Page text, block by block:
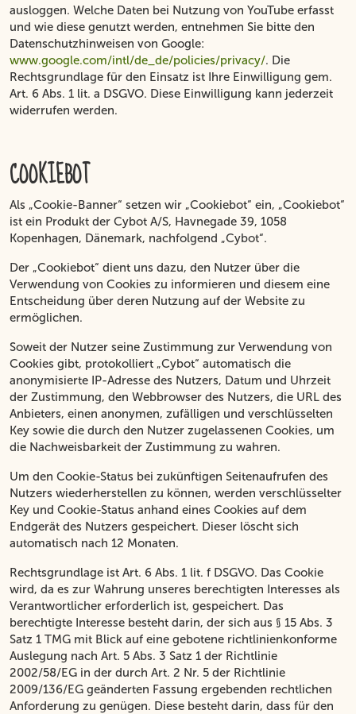
ausloggen. Welche Daten bei Nutzung von YouTube erfasst
und wie diese genutzt werden, entnehmen Sie bitte den
Datenschutzhinweisen von Google:
www.google.com/intl/de_de/policies/privacy/. Die
Rechtsgrundlage für den Einsatz ist Ihre Einwilligung gem.
Art. 6 Abs. 1 lit. a DSGVO. Diese Einwilligung kann jederzeit
widerrufen werden.
COOKIEBOT
Als „Cookie-Banner“ setzen wir „Cookiebot“ ein, „Cookiebot“
ist ein Produkt der Cybot A/S, Havnegade 39, 1058
Kopenhagen, Dänemark, nachfolgend „Cybot“.
Der „Cookiebot“ dient uns dazu, den Nutzer über die
Verwendung von Cookies zu informieren und diesem eine
Entscheidung über deren Nutzung auf der Website zu
ermöglichen.
Soweit der Nutzer seine Zustimmung zur Verwendung von
Cookies gibt, protokolliert „Cybot“ automatisch die
anonymisierte IP-Adresse des Nutzers, Datum und Uhrzeit
der Zustimmung, den Webbrowser des Nutzers, die URL des
Anbieters, einen anonymen, zufälligen und verschlüsselten
Key sowie die durch den Nutzer zugelassenen Cookies, um
die Nachweisbarkeit der Zustimmung zu wahren.
Um den Cookie-Status bei zukünftigen Seitenaufrufen des
Nutzers wiederherstellen zu können, werden verschlüsselter
Key und Cookie-Status anhand eines Cookies auf dem
Endgerät des Nutzers gespeichert. Dieser löscht sich
automatisch nach 12 Monaten.
Rechtsgrundlage ist Art. 6 Abs. 1 lit. f DSGVO. Das Cookie
wird, da es zur Wahrung unseres berechtigten Interesses als
Verantwortlicher erforderlich ist, gespeichert. Das
berechtigte Interesse besteht darin, der sich aus § 15 Abs. 3
Satz 1 TMG mit Blick auf eine gebotene richtlinienkonforme
Auslegung nach Art. 5 Abs. 3 Satz 1 der Richtlinie
2002/58/EG in der durch Art. 2 Nr. 5 der Richtlinie
2009/136/EG geänderten Fassung ergebenden rechtlichen
Anforderung zu genügen. Diese besteht darin, dass für den